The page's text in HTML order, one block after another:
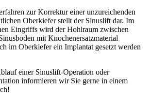
zur Korrektur einer unzureichenden
Oberkiefer stellt der Sinuslift dar. Im
Eingriffs wird der Hohlraum zwischen
mit Knochenersatzmaterial
im Oberkiefer ein Implantat gesetzt werden
einer Sinuslift-Operation oder
informieren wir Sie gerne in einem